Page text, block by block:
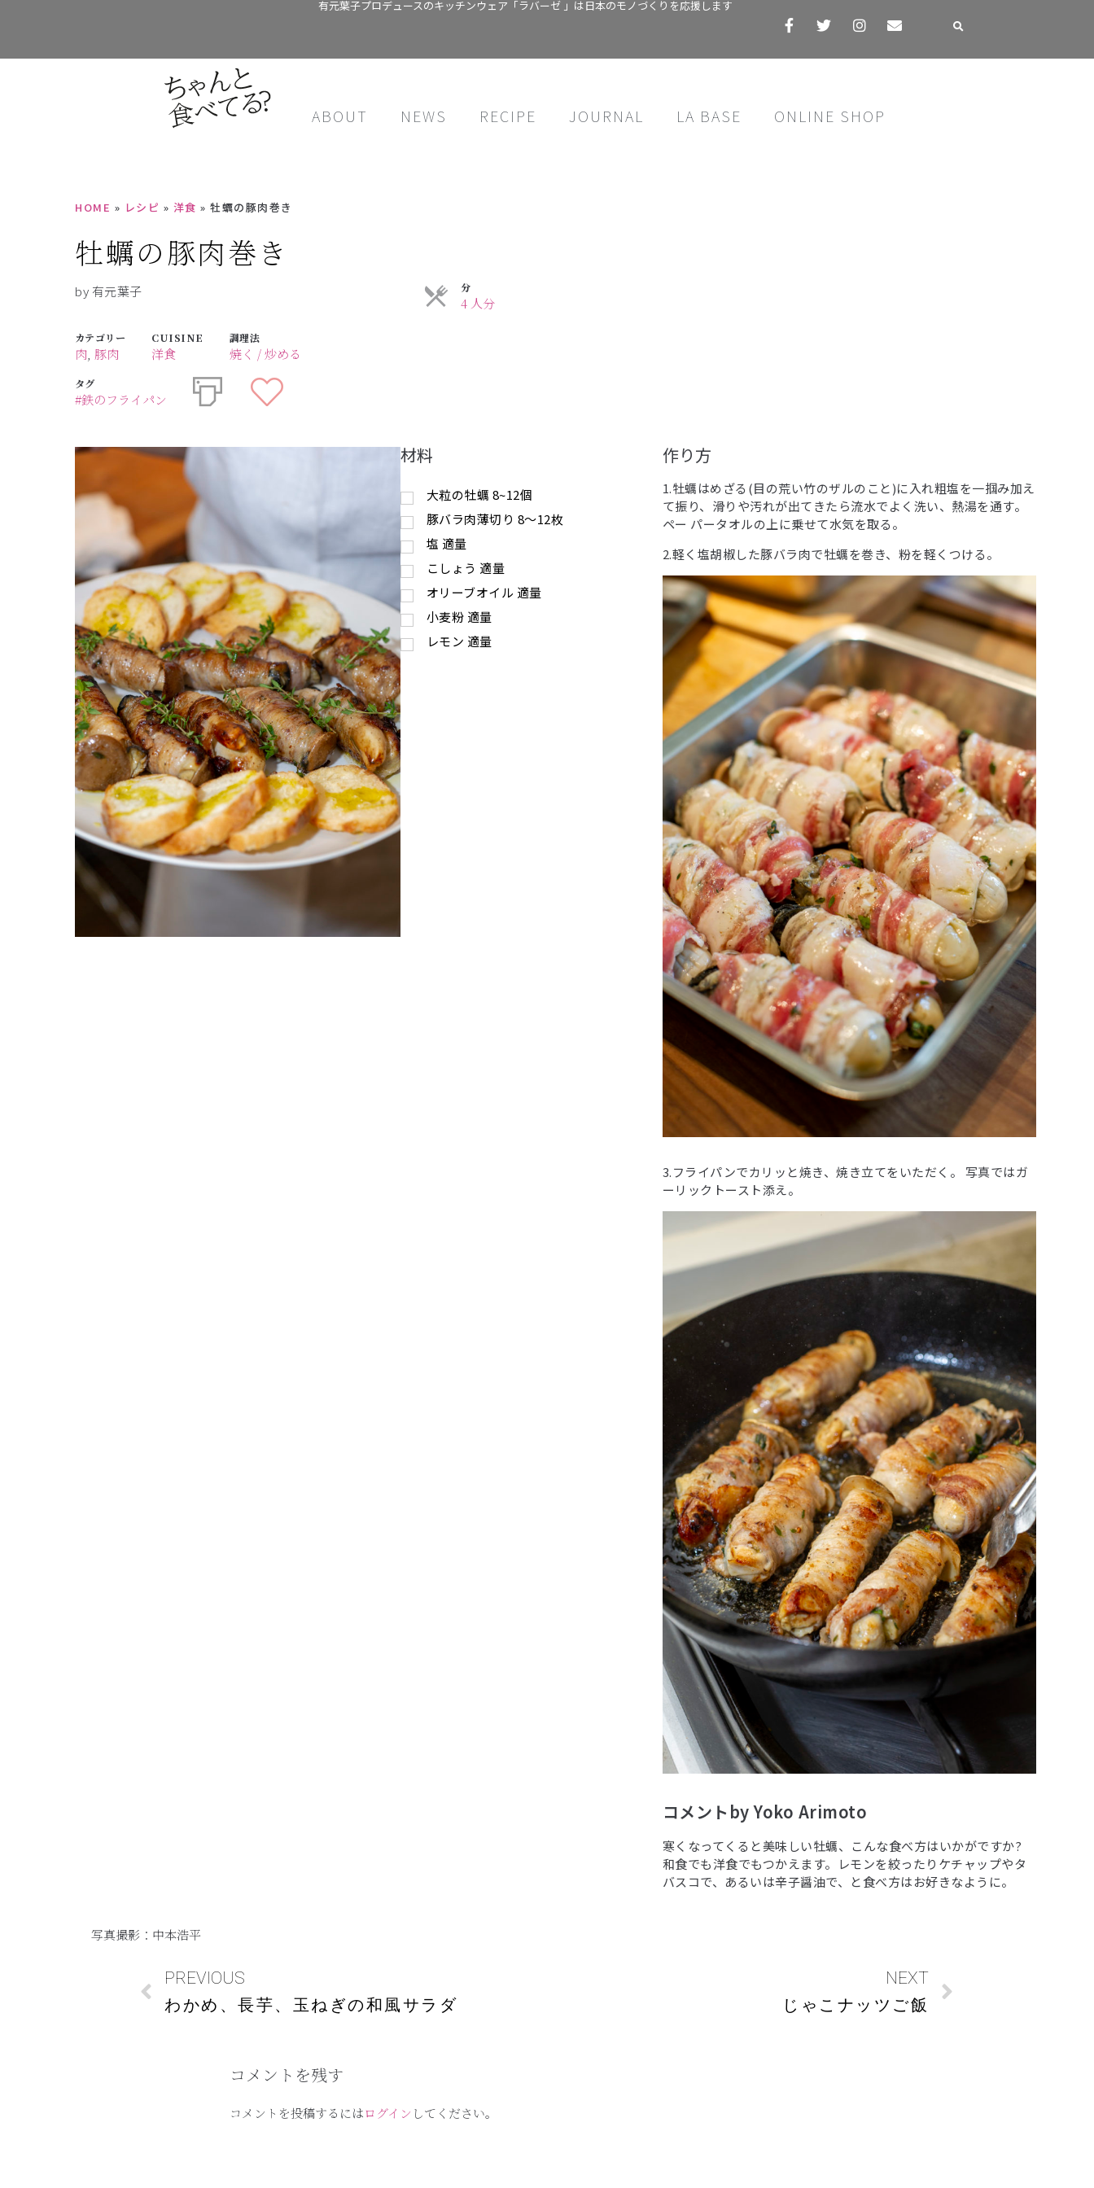
有元葉子プロデュースのキッチンウェア「ラバーゼ 」は日本のモノづくりを応援します
ABOUT NEWS RECIPE JOURNAL LA BASE ONLINE SHOP
HOME » レシピ » 洋食 » 牡蠣の豚肉巻き
牡蠣の豚肉巻き
by 有元葉子
カテゴリー
肉 豚肉
CUISINE
洋食
調理法
焼く / 炒める
タグ
#鉄のフライパン
分
4 人分
材料
大粒の牡蠣 8~12個
豚バラ肉薄切り 8〜12枚
塩 適量
こしょう 適量
オリーブオイル 適量
小麦粉 適量
レモン 適量
作り方
1.牡蠣はめざる(目の荒い竹のザルのこと)に入れ粗塩を一掴み加え
て振り、滑りや汚れが出てきたら流水でよく洗い、熱湯を通す。
ペー パータオルの上に乗せて水気を取る。
2.軽く塩胡椒した豚バラ肉で牡蠣を巻き、粉を軽くつける。
3.フライパンでカリッと焼き、焼き立てをいただく。 写真ではガ
ーリックトースト添え。
コメントby Yoko Arimoto
寒くなってくると美味しい牡蠣、こんな食べ方はいかがですか?
和食でも洋食でもつかえます。レモンを絞ったりケチャップやタ
バスコで、あるいは辛子醤油で、と食べ方はお好きなように。
写真撮影：中本浩平
PREVIOUS
わかめ、長芋、玉ねぎの和風サラダ
NEXT
じゃこナッツご飯
コメントを残す
コメントを投稿するにはログイン してください。